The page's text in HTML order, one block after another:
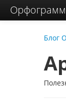
Блог